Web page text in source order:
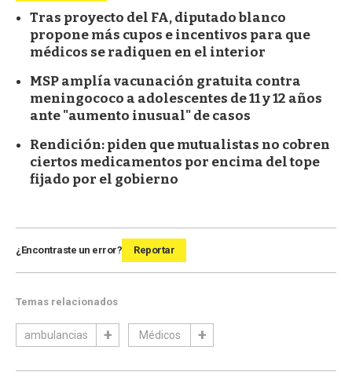
Tras proyecto del FA, diputado blanco
propone más cupos e incentivos para que
médicos se radiquen en el interior
MSP amplía vacunación gratuita contra
meningococo a adolescentes de 11 y 12 años
ante "aumento inusual" de casos
Rendición: piden que mutualistas no cobren
ciertos medicamentos por encima del tope
fijado por el gobierno
¿Encontraste un error? Reportar
Temas relacionados
ambulancias Médicos